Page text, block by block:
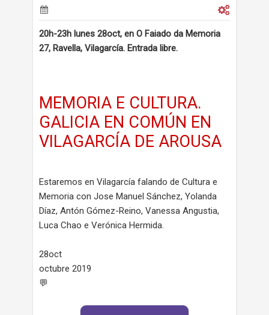
20h-23h lunes 28oct, en O Faiado da Memoria
27, Ravella, Vilagarcía. Entrada libre.
MEMORIA E CULTURA.
GALICIA EN COMÚN EN
VILAGARCÍA DE AROUSA
Estaremos en Vilagarcía falando de Cultura e
Memoria con Jose Manuel Sánchez, Yolanda
Díaz, Antón Gómez-Reino, Vanessa Angustia,
Luca Chao e Verónica Hermida.
28oct
octubre 2019
💬